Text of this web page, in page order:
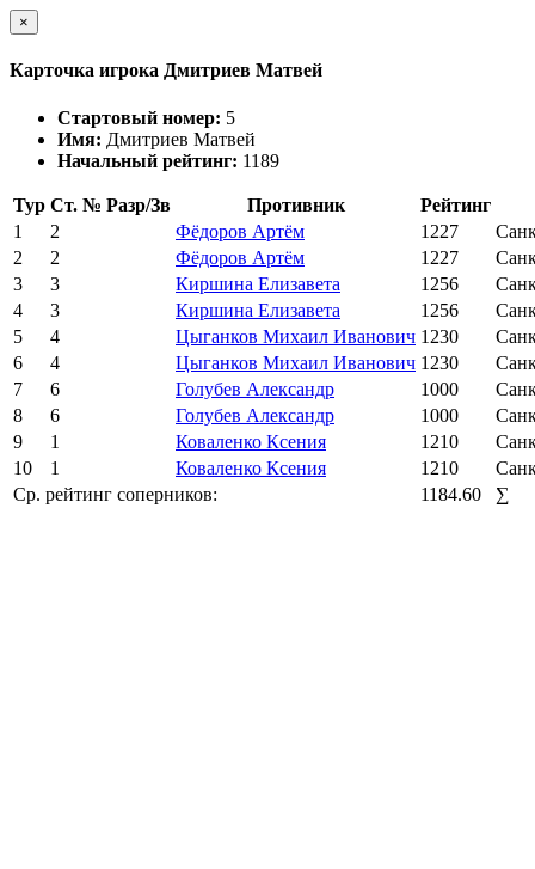
×
Карточка игрока Дмитриев Матвей
Стартовый номер: 5
Имя: Дмитриев Матвей
Начальный рейтинг: 1189
Тур Ст. № Разр/Зв Противник
Рейтинг
1
2 Фёдоров Артём 1227
2
2 Фёдоров Артём 1227
3
3 Киршина Елизавета 1256
4
3 Киршина Елизавета 1256
5
4 Цыганков Михаил Иванович 1230
6
4 Цыганков Михаил Иванович 1230
7
6 Голубев Александр 1000
8
6 Голубев Александр 1000
9
1 Коваленко Ксения 1210
10
1 Коваленко Ксения 1210
Ср. рейтинг соперников:
1184.60 ∑